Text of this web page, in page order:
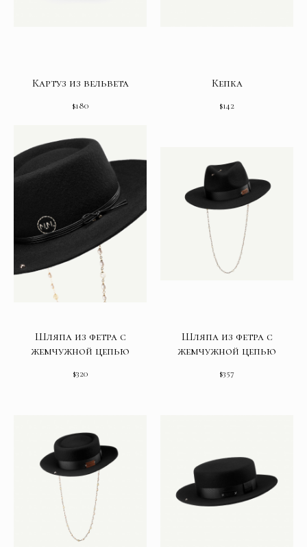
Картуз из вельвета
$180
Кепка
$142
Шляпа из фетра с
жемчужной цепью
$320
Шляпа из фетра с
жемчужной цепью
$357